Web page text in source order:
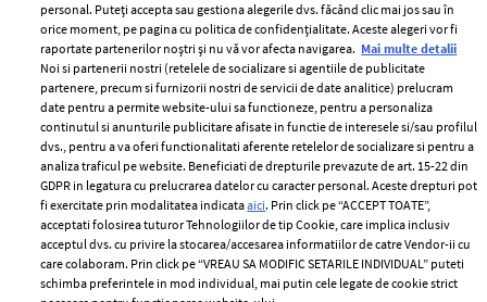
ELLE Style Awards
2024
Despre ELLE
Romania
Contact
Abonamente
Termeni si conditii
Politica de
confidențialitate
Politica de cookies
Publicitate
personal. Puteți accepta sau gestiona alegerile dvs. făcând clic mai jos sau în
orice moment, pe pagina cu politica de confidențialitate. Aceste alegeri vor fi
raportate partenerilor noștri și nu vă vor afecta navigarea. Mai multe detalii
Noi si partenerii nostri (retelele de socializare si agentiile de publicitate
partenere, precum si furnizorii nostri de servicii de date analitice) prelucram
date pentru a permite website-ului sa functioneze, pentru a personaliza
continutul si anunturile publicitare afisate in functie de interesele si/sau profilul
dvs., pentru a va oferi functionalitati aferente retelelor de socializare si pentru a
analiza traficul pe website. Beneficiati de drepturile prevazute de art. 15-22 din
GDPR in legatura cu prelucrarea datelor cu caracter personal. Aceste drepturi pot
fi exercitate prin modalitatea indicataaici. Prin click pe “ACCEPT TOATE”,
acceptati folosirea tuturor Tehnologiilor de tip Cookie, care implica inclusiv
acceptul dvs. cu privire la stocarea/accesarea informatiilor de catre Vendor-ii cu
care colaboram. Prin click pe “VREAU SA MODIFIC SETARILE INDIVIDUAL” puteti
schimba preferintele in mod individual, mai putin cele legate de cookie strict